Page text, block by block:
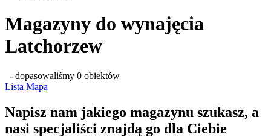
Magazyny do wynajęcia
Latchorzew
- dopasowaliśmy 0 obiektów
Lista Mapa
Napisz nam jakiego magazynu szukasz, a
nasi specjaliści znajdą go dla Ciebie